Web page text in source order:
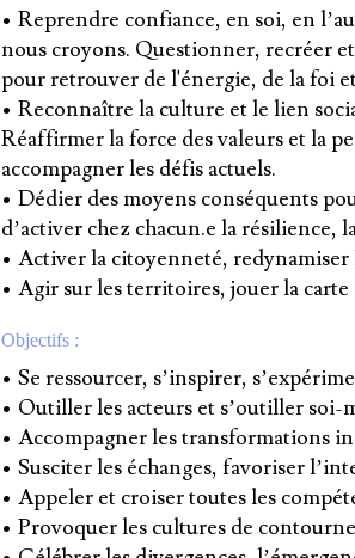
• Reprendre confiance, en soi, en
nous croyons. Questionner, recréer
pour retrouver de l'énergie, de la foi
• Reconnaître la culture et le lien
Réaffirmer la force des valeurs et la
accompagner les défis actuels.
• Dédier des moyens conséquents
d’activer chez chacun.e la résilience,
• Activer la citoyenneté, redynamiser
• Agir sur les territoires, jouer la
Objectifs :
• Se ressourcer, s’inspirer,
• Outiller les acteurs et s’outiller soi-
• Accompagner les transformations
• Susciter les échanges, favoriser
• Appeler et croiser toutes les
• Provoquer les cultures de